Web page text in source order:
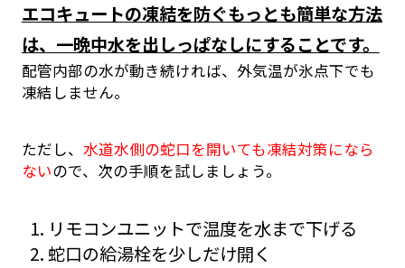
エコキュートの凍結を防ぐもっとも簡単な方法
は、一晩中水を出しっぱなしにすることです。
配管内部の水が動き続ければ、外気温が氷点下でも
凍結しません。
ただし、 水道水側の蛇口を開いても凍結対策になら
ないので、次の手順を試しましょう。
リモコンユニットで温度を水まで下げる
蛇口の給湯栓を少しだけ開く